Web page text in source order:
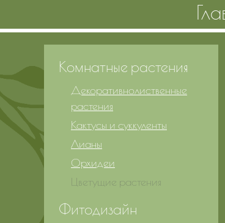
Комнатные растения
Декоративнолиственные
растения
Кактусы и суккуленты
Лианы
Орхидеи
Цветущие растения
Фитодизайн